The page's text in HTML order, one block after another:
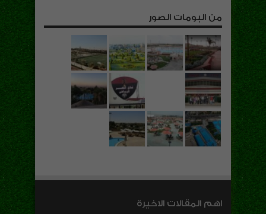
من البومات الصور
اهم المقالات الاخيرة